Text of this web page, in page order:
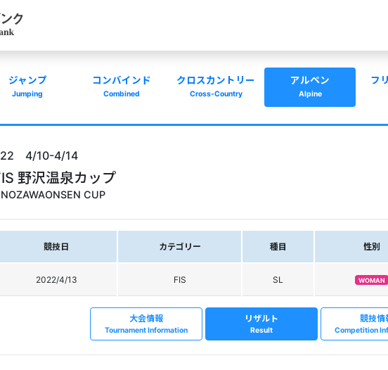
ジャンプ
Jumping
コンバインド
Combined
クロスカントリー
Cross-Country
アルペン
Alpine
フ
4/10-4/14
野沢温泉カップ
CUP
競技日 カテゴリー 種目 性別
2022/4/13 FIS SL WOMAN
大会情報
Tournament Information
リザルト
Result
競技情
Competition